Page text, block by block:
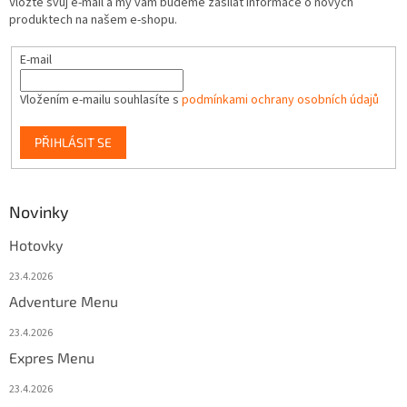
produktech na našem e-shopu.
E-mail
Vložením e-mailu souhlasíte s podmínkami ochrany osobních údajů
PŘIHLÁSIT SE
Novinky
Hotovky
23.4.2026
Adventure Menu
23.4.2026
Expres Menu
23.4.2026